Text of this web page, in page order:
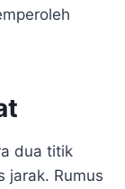
dua titik
jarak. Rumus